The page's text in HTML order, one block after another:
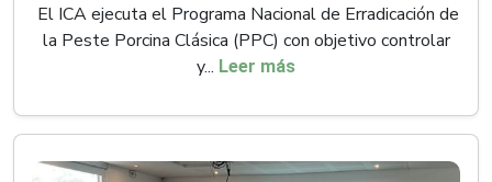
El ICA ejecuta el Programa Nacional de Erradicación de
la Peste Porcina Clásica (PPC) con objetivo controlar
y... Leer más